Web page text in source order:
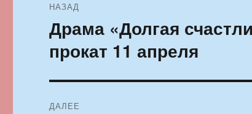
по
записям
НАЗАД
Предыдущая
запись:
Драма «Долгая
прокат 11 апреля
ДАЛЕЕ